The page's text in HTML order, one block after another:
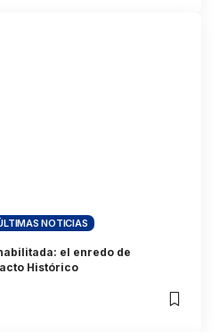
NOTICIAS
el enredo de
Histórico